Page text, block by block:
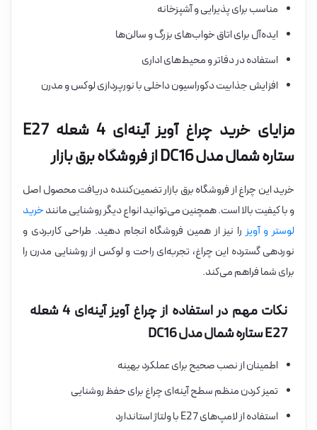
مناسب برای پذیرایی و آشپزخانه
ایده‌آل برای اتاق خواب‌های بزرگ و سالن‌ها
استفاده در دفاتر و محیط‌های اداری
افزایش جذابیت دکوراسیون داخلی با نورپردازی لوکس و مدرن
مزایای خرید چراغ آویز آینه‌ای 4 شعله E27
ستاره شمال مدل DC16 از فروشگاه برق بازار
خرید این چراغ از فروشگاه برق بازار تضمین‌کننده دریافت محصول اصل
و با کیفیت بالا است. همچنین می‌توانید انواع دیگر روشنایی مانندخرید
لوستر و آویزرا نیز از همین فروشگاه انجام دهید. طراحی کاربردی و
نوردهی گسترده این چراغ، تجربه‌ای راحت و لوکس از روشنایی مدرن را
برای شما فراهم می‌کند.
نکات مهم در استفاده از چراغ آویز آینه‌ای 4 شعله
E27 ستاره شمال مدل DC16
اطمینان از نصب صحیح برای عملکرد بهینه
تمیز کردن منظم سطح آینه‌ای چراغ برای حفظ روشنایی
استفاده از لامپ‌های E27 با ولتاژ استاندارد